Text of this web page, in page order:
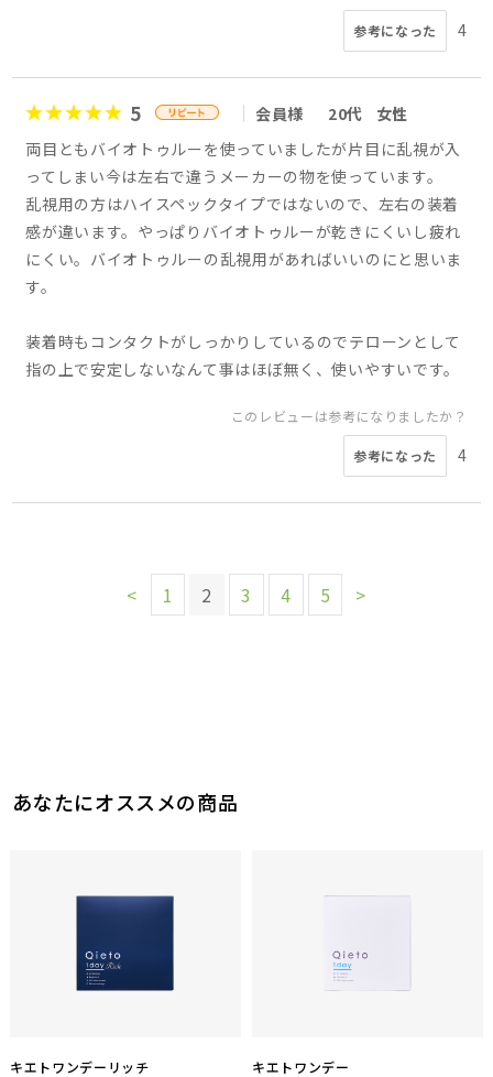
参考になった 4
5 会員様 20代
女性
両目ともバイオトゥルーを使っていましたが片目に乱視が入
ってしまい今は左右で違うメーカーの物を使っています。
乱視用の方はハイスペックタイプではないので、左右の装着
感が違います。やっぱりバイオトゥルーが乾きにくいし疲れ
にくい。バイオトゥルーの乱視用があればいいのにと思いま
す。
装着時もコンタクトがしっかりしているのでテローンとして
指の上で安定しないなんて事はほぼ無く、使いやすいです。
このレビューは参考になりましたか？
参考になった 4
< 1 2 3 4 5 >
あなたにオススメの商品
キエトワンデーリッチ キエトワンデー